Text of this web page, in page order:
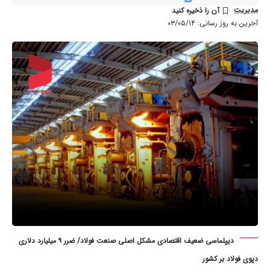
آخرین به روز رسانی: ۰۳/۰۵/۱۴
مدیریت
دیپلماسی ضعیف اقتصادی مشکل اصلی صنعت فولاد/ ضرر ۹ میلیارد دلاری
دپوی فولاد بر کشور